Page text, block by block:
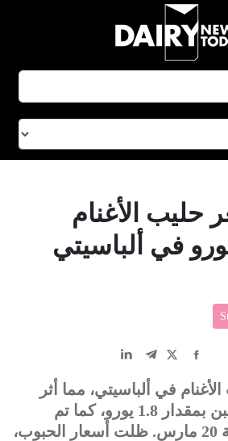
حليب الأغنام
عربى
في ألباسيتي، مما أثر
على مستخلص الجبن بمقدار 1.8 يورو، كما تم
تسجيله خلال جلسة 20 مارس. ظلت أسعار الحبوب،